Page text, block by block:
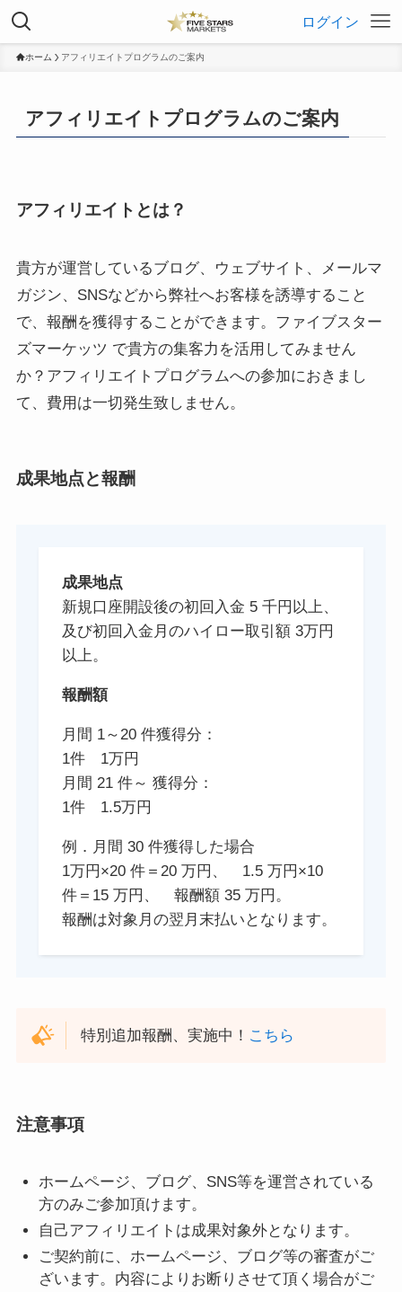
ログイン
ホーム アフィリエイトプログラムのご案内
アフィリエイトプログラムのご案内
アフィリエイトとは？
貴方が運営しているブログ、ウェブサイト、メールマ
ガジン、SNSなどから弊社へお客様を誘導すること
で、報酬を獲得することができます。ファイブスター
ズマーケッツ で貴方の集客力を活用してみません
か？ アフィリエイトプログラムへの参加におきまし
て、費用は一切発生致しません。
成果地点と報酬
成果地点
新規口座開設後の初回入金 5 千円以上、
及び初回入金月のハイロー取引額 3万円
以上。
報酬額
月間 1～20 件獲得分：
1件 1万円
月間 21 件～ 獲得分：
1件 1.5万円
例．月間 30 件獲得した場合
1万円×20 件＝20 万円、 1.5 万円×10
件＝15 万円、 報酬額 35 万円。
報酬は対象月の翌月末払いとなります。
特別追加報酬、実施中！ こちら
注意事項
ホームページ、ブログ、SNS等を運営されている
方のみご参加頂けます。
自己アフィリエイトは成果対象外となります。
ご契約前に、ホームページ、ブログ等の審査がご
ざいます。内容によりお断りさせて頂く場合がご